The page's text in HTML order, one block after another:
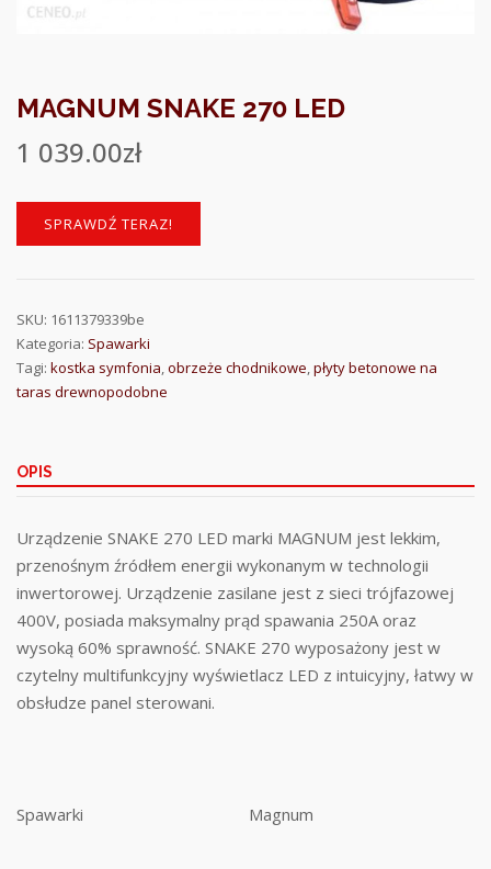
MAGNUM SNAKE 270 LED
1 039.00zł
SPRAWDŹ TERAZ!
SKU: 1611379339be
Kategoria: Spawarki
Tagi: kostka symfonia,obrzeże chodnikowe,płyty betonowe na
taras drewnopodobne
OPIS
Urządzenie SNAKE 270 LED marki MAGNUM jest lekkim,
przenośnym źródłem energii wykonanym w technologii
inwertorowej. Urządzenie zasilane jest z sieci trójfazowej
400V, posiada maksymalny prąd spawania 250A oraz
wysoką 60% sprawność. SNAKE 270 wyposażony jest w
czytelny multifunkcyjny wyświetlacz LED z intuicyjny, łatwy w
obsłudze panel sterowani.
Spawarki Magnum